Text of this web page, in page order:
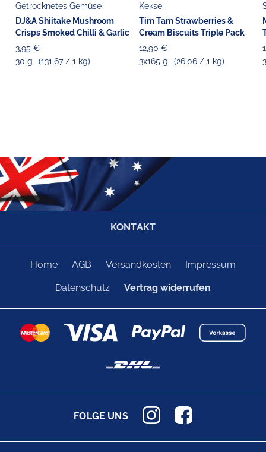
Getrocknetes Gemüse
DJ&A Shiitake Mushroom
Crisps Smoked Chilli & Garlic
3,95 €
30 g
(131,67 / 1 kg)
Kekse
Tim Tam Strawberries &
Cream Biscuits Triple Pack
12,90 €
3x165 g
(26,06 / 1 kg)
KONTAKT
Home AGB Versandkosten Impressum
Datenschutz Vertrag widerrufen
FOLGE UNS